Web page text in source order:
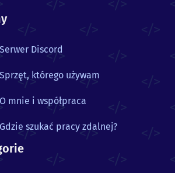
Serwer Discord
Sprzęt, którego używam
O mnie i współpraca
Gdzie szukać pracy zdalnej?